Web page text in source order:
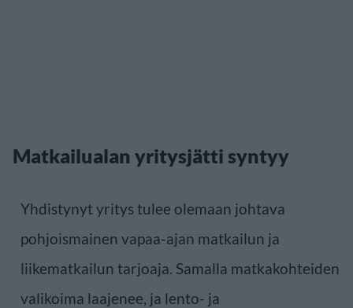
Matkailualan yritysjätti syntyy
Yhdistynyt yritys tulee olemaan johtava
pohjoismainen vapaa-ajan matkailun ja
liikematkailun tarjoaja. Samalla matkakohteiden
valikoima laajenee, ja lento- ja